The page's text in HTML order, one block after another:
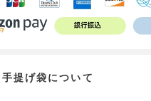
提げ袋について